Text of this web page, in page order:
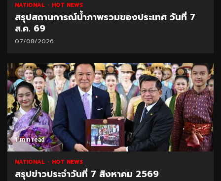
NATIONAL HOT NEWS
สรุปสถานการณ์น้ำภาพรวมของประเทศ วันที่ 7
ส.ค. 69
07/08/2026
1 min read
NATIONAL HOT NEWS
สรุปข่าวประจำวันที่ 7 สิงหาคม 2569